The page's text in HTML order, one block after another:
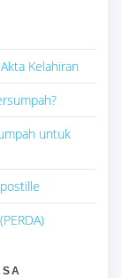
Kelahiran
untuk